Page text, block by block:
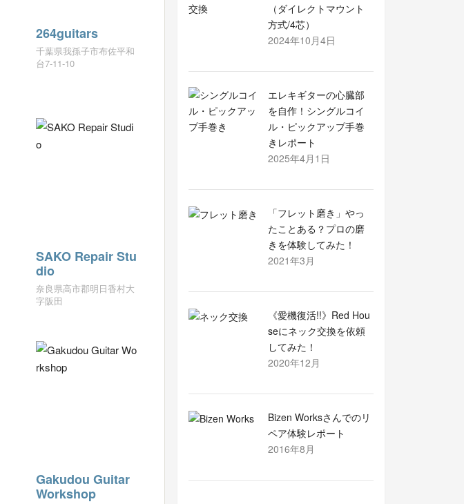
264guitars
千葉県我孫子市布佐平和
台7-11-10
SAKO Repair Stu
dio
奈良県高市郡明日香村大
字阪田
Gakudou Guitar
Workshop
（ダイレクトマウント
方式/4芯）
2024年10月4日
エレキギターの心臓部
を自作！シングルコイ
ル・ピックアップ手巻
きレポート
2025年4月1日
「フレット磨き」やっ
たことある？プロの磨
きを体験してみた！
2021年3月
《愛機復活!!》Red Hou
seにネック交換を依頼
してみた！
2020年12月
Bizen Worksさんでのリ
ペア体験レポート
2016年8月